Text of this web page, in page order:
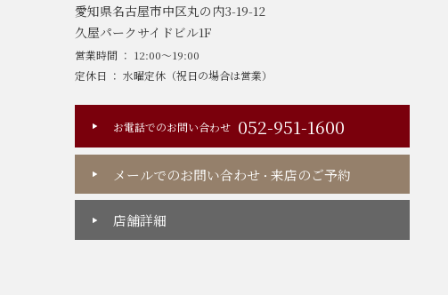
愛知県名古屋市中区丸の内3-19-12
久屋パークサイドビル1F
営業時間 ： 12:00～19:00
定休日 ： 水曜定休（祝日の場合は営業）
お電話でのお問い合わせ 052-951-1600
メールでのお問い合わせ・ 来店のご予約
店舗詳細